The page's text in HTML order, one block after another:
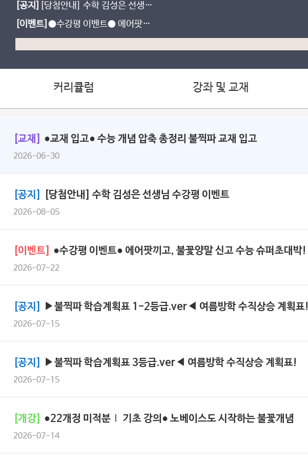
[공지]
[당첨안내] 수학 김성은 선생님
수강평 이벤트
[이벤트] ●수강평 이벤트● 에어팟끼
커리큘럼 강좌 및 교재
[교재] ●교재 입고● 수능 개념 압축 총정리 불찍파 교재 입고
2026-06-30
[공지] [당첨안내] 수학 김성은 선생님 수강평 이벤트
2026-08-05
[이벤트] ●수강평 이벤트● 에어팟끼고, 불꽃양말 신고 수능 슈퍼초대박!
2026-07-22
[공지] ▶불찍파 학습계획표 1-2등급.ver◀ 여름방학 수직상승 계획표!
2026-07-15
[공지] ▶불찍파 학습계획표 3등급.ver◀ 여름방학 수직상승 계획표!
2026-07-15
[개강] ●22개정 미적분Ⅰ 기초 강의● 노베이스도 시작하는 불꽃개념
2026-07-14